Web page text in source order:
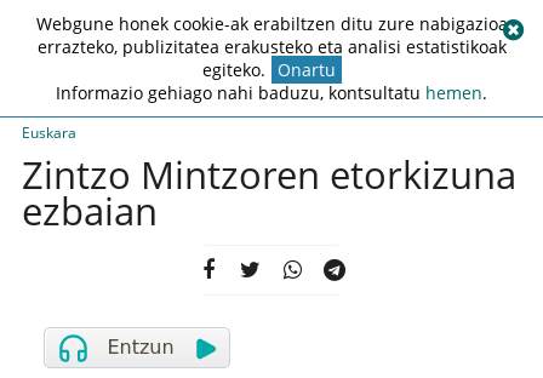
Euskara
Zintzo Mintzoren etorkizuna
ezbaian
Webgune honek cookie-ak erabiltzen ditu zure nabigazioa
errazteko, publizitatea erakusteko eta analisi estatistikoak
egiteko. Onartu
Informazio gehiago nahi baduzu, kontsultatu hemen.